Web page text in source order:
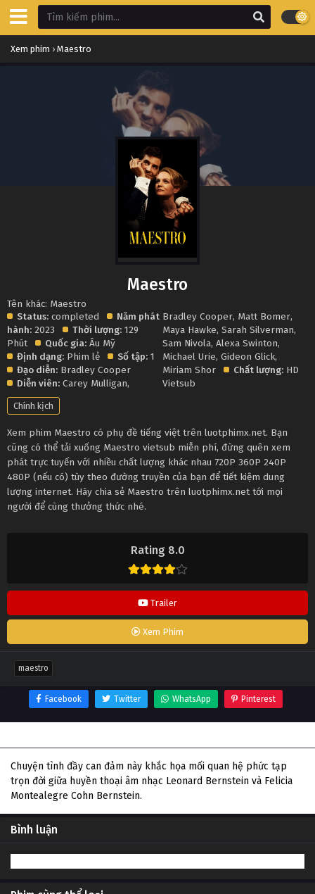
Xem phim › Maestro
Rating 8.0
Trailer
Xem Phim
Maestro
Tên khác: Maestro
Status: completed
Năm phát
hành: 2023 Thời lượng: 129
Phút
Quốc gia: Âu Mỹ
Định dạng: Phim lẻ Số tập: 1
Đạo diễn: Bradley Cooper
Diễn viên: Carey Mulligan,
Bradley Cooper, Matt Bomer,
Maya Hawke,Sarah Silverman,
Sam Nivola,Alexa Swinton,
Michael Urie,Gideon Glick,
Miriam Shor
Chất lượng:
Vietsub
Chính kịch
Xem phim Maestro có phụ đề tiếng việt trên luotphimx.net. Bạn
cũng có thể tải xuống Maestro vietsub miễn phí, đừng quên xem
phát trực tuyến với nhiều chất lượng khác nhau 720P 360P 240P
480P (nếu có) tùy theo đường truyền của bạn để tiết kiệm dung
lượng internet. Hãy chia sẻ Maestro trên luotphimx.net tới mọi
người để cùng thưởng thức nhé.
maestro
Facebook Twitter WhatsApp Pinterest
Chuyện tình đầy can đảm này khắc họa mối quan hệ phức tạp
trọn đời giữa huyền thoại âm nhạc Leonard Bernstein và Felicia
Montealegre Cohn Bernstein.
Bình luận